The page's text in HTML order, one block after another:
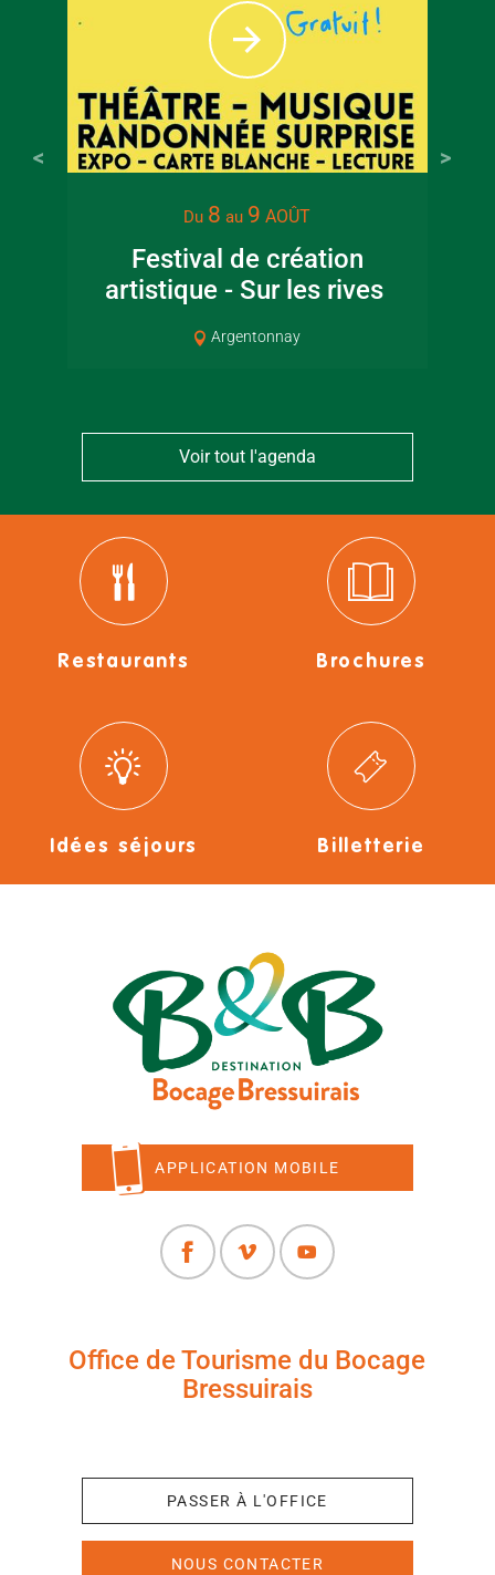
Du 8 au 9 AOÛT
Festival de création
artistique - Sur les rives
Argentonnay
Voir tout l'agenda
Restaurants Brochures
Idées séjours Billetterie
APPLICATION MOBILE
Office de Tourisme du Bocage
Bressuirais
PASSER À L'OFFICE
NOUS CONTACTER